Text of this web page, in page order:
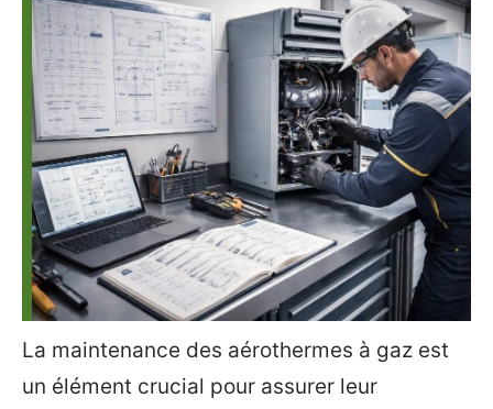
La maintenance des aérothermes à gaz est
un élément crucial pour assurer leur